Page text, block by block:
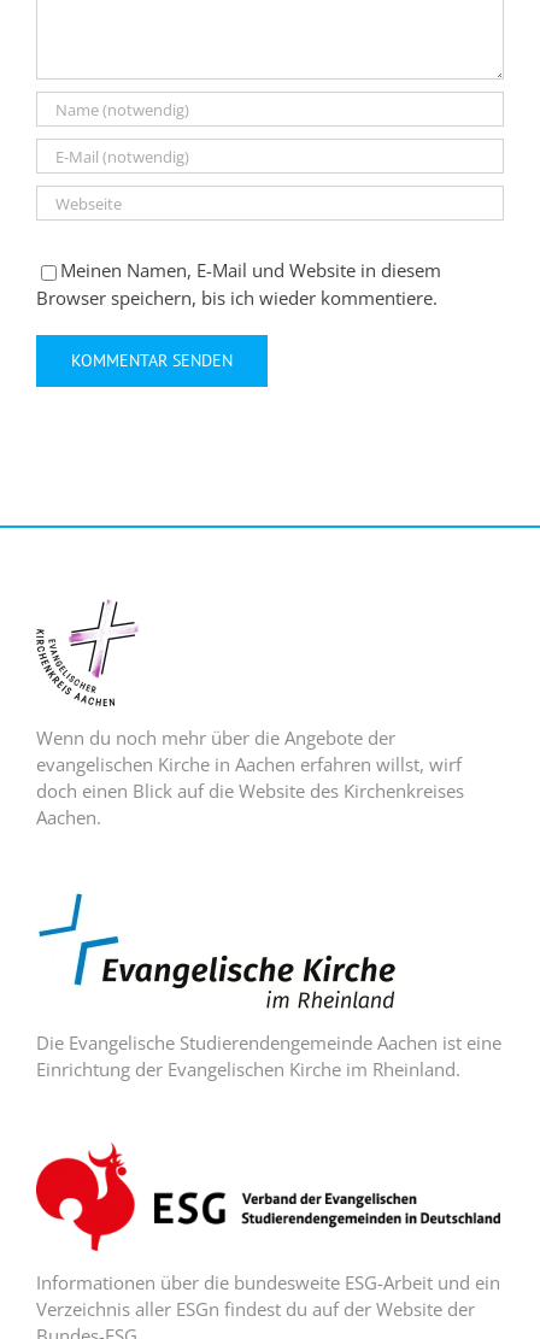
Meinen Namen, E-Mail und Website in diesem
Browser speichern, bis ich wieder kommentiere.
Wenn du noch mehr über die Angebote der
evangelischen Kirche in Aachen erfahren willst, wirf
doch einen Blick auf die Website des Kirchenkreises
Aachen.
Die Evangelische Studierendengemeinde Aachen ist eine
Einrichtung der Evangelischen Kirche im Rheinland.
Informationen über die bundesweite ESG-Arbeit und ein
Verzeichnis aller ESGn findest du auf der Website der